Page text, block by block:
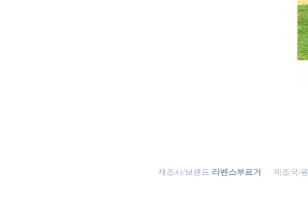
제조사/브렌드 라벤스부르거 제조국/